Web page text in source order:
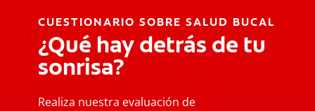
CUESTIONARIO SOBRE SALUD BUCAL
¿Qué hay detrás de tu
sonrisa?
Realiza nuestra evaluación de